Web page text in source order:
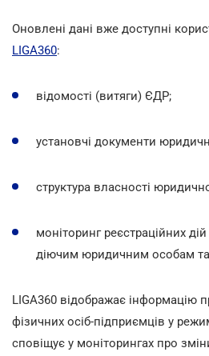
Оновлені дані вже доступні
LIGA360:
відомості (витяги) ЄДР;
установчі документи
структура власності
моніторинг реєстраційних
діючим юридичним особам
LIGA360 відображає інформацію
фізичних осіб-підприємців у
сповіщує у моніторингах про